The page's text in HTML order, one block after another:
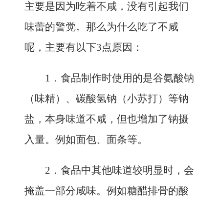
主要是因为吃着不咸，没有引起我们
味蕾的警觉。那么为什么吃了不咸
呢，主要有以下3点原因：
1． 食品制作时使用的是谷氨酸钠
（味精）、碳酸氢钠（小苏打）等钠
盐，本身味道不咸，但也增加了钠摄
入量。例如面包、面条等。
2． 食品中其他味道较明显时，会
掩盖一部分咸味。例如糖醋排骨的酸